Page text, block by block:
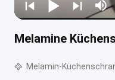
Melamine
Melamin-